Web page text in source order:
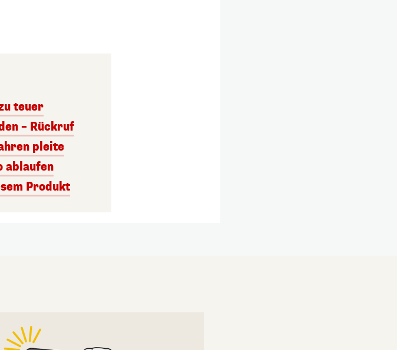
teuer
– Rückruf
pleite
ablaufen
Produkt